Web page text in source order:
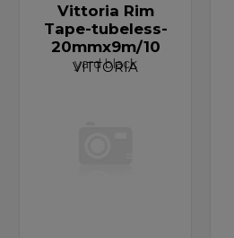
Vittoria Rim
Tape-tubeless-
20mmx9m/10
yard black
VITTORIA